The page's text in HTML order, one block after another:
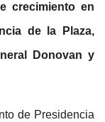
crecimiento en
de la Plaza,
Donovan y
de Presidencia